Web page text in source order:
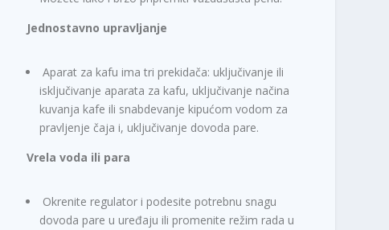
Jednostavno upravljanje
Aparat za kafu ima tri prekidača: uključivanje ili
isključivanje aparata za kafu, uključivanje načina
kuvanja kafe ili snabdevanje kipućom vodom za
pravljenje čaja i, uključivanje dovoda pare.
Vrela voda ili para
Okrenite regulator i podesite potrebnu snagu
dovoda pare u uređaju ili promenite režim rada u